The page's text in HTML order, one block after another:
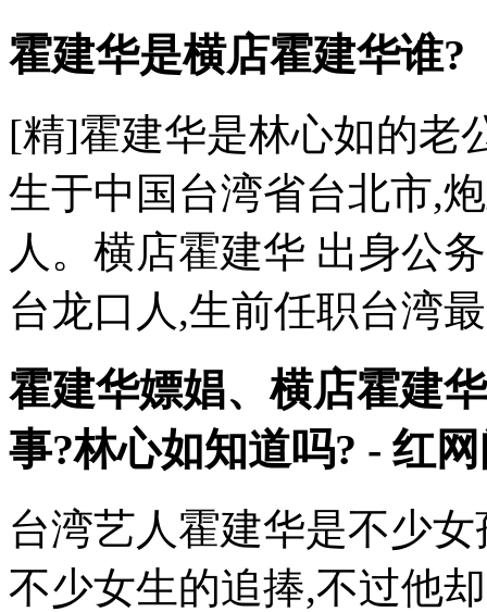
霍建华是横店霍建华谁?
[精]霍建华是林心如的老
生于中国台湾省台北市,
人。横店霍建华 出身公
台龙口人,生前任职台湾
霍建华嫖娼、横店霍建
事?林心如知道吗? - 红
台湾艺人霍建华是不少
不少女生的追捧,不过他